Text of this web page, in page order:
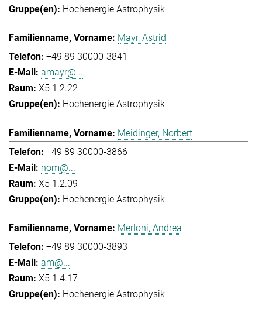
Hochenergie Astrophysik
Mayr, Astrid
+49 89 30000-3841
amayr@...
X5 1.2.22
Hochenergie Astrophysik
Meidinger, Norbert
+49 89 30000-3866
nom@...
X5 1.2.09
Hochenergie Astrophysik
Merloni, Andrea
+49 89 30000-3893
am@...
X5 1.4.17
Hochenergie Astrophysik